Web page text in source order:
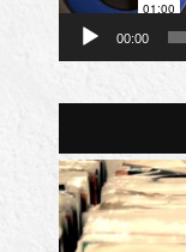
00:00
動
画
プ
レ